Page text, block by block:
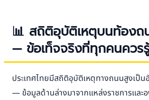
📊 สถิติอุบัติเหตุบนท้องถ
— ข้อเท็จจริงที่ทุกคนควร
ประเทศไทยมีสถิติอุบัติเหตุทางถนนสูงเป็
— ข้อมูลด้านล่างมาจากแหล่งราชการและ